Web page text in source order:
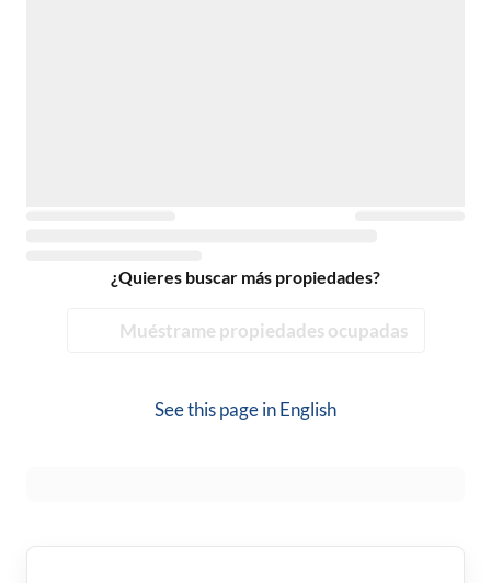
¿Quieres buscar más propiedades?
Muéstrame propiedades ocupadas
See this page inEnglish